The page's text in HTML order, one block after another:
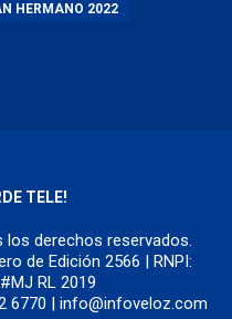
HERMANO 2022
TELE!
derechos reservados.
de Edición 2566 | RNPI:
RL 2019
6770 | info@infoveloz.com